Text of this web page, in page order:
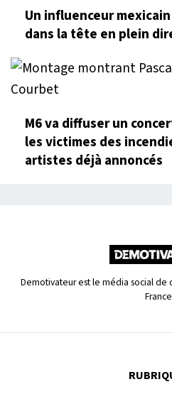
Un influenceur
dans la tête en plein
M6 va diffuser un
les victimes des
artistes déjà annoncés
Demotivateur est le média social